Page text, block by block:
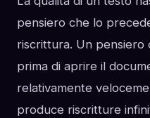
pensiero che lo
riscrittura. Un pensiero
prima di aprire il
relativamente
produce riscritture